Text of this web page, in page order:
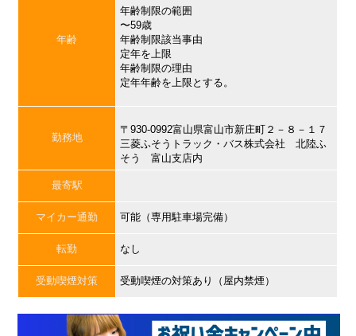
年齢
年齢制限の範囲
〜59歳
年齢制限該当事由
定年を上限
年齢制限の理由
定年年齢を上限とする。
勤務地
〒930-0992富山県富山市新庄町２－８－１７
三菱ふそうトラック・バス株式会社 北陸ふ
そう 富山支店内
最寄駅
マイカー通勤 可能（専用駐車場完備）
転勤 なし
受動喫煙対策 受動喫煙の対策あり（屋内禁煙）